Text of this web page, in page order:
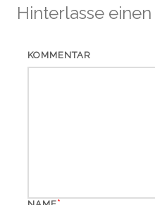
Hinterlasse einen
KOMMENTAR